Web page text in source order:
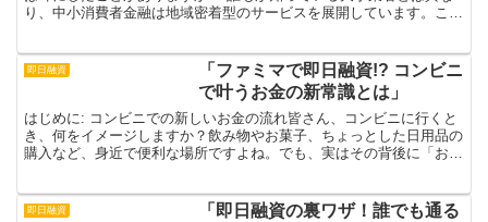
り、中小消費者金融は地域密着型のサービスを展開しています。これ
即日融資
「ファミマで即日融資!? コンビニ
で叶うお金の新常識とは」
はじめに: コンビニでの新しいお金の流れ皆さん、コンビニに行くと
き、何をイメージしますか？飲み物やお菓子、ちょっとした日用品の
購入など、身近で便利な場所ですよね。でも、実はその背後に「お金
即日融資
「即日融資の裏ワザ！誰でも通る